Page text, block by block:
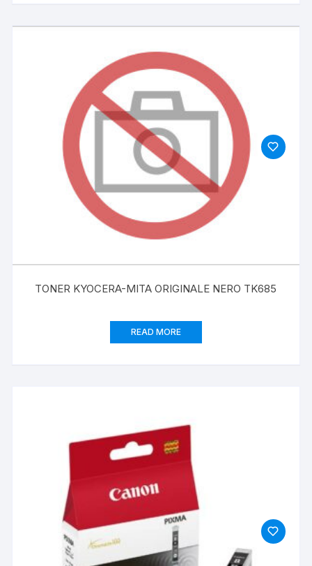
TONER KYOCERA-MITA ORIGINALE NERO TK685
READ MORE